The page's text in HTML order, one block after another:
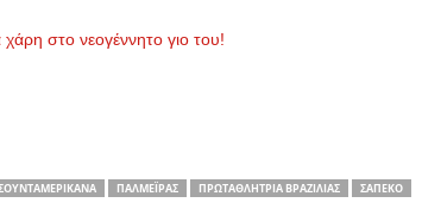
στο νεογέννητο γιο του!
ΠΑΛΜΈΪΡΑΣ ΠΡΩΤΑΘΛΉΤΡΙΑ ΒΡΑΖΙΛΊΑΣ
ΣΑΠΈΚΟ